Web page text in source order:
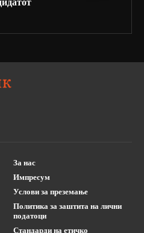
За нас
Импресум
Услови за преземање
Политика за заштита на лични
податоци
Стандарди на етичко